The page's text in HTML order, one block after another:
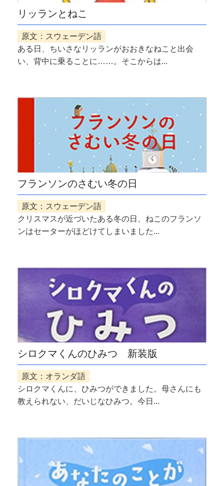
リッランとねこ
原文：スウェーデン語
ある日、ちいさなリッランがおおきなねこと出会
い、背中に乗ることに……。そこからは...
フランソンのさむい冬の日
原文：スウェーデン語
クリスマスが近づいたある冬の日、ねこのフランソ
ンはセーターがほどけてしまいました...
シロクマくんのひみつ 新装版
原文：オランダ語
シロクマくんに、ひみつができました。母さんにも
教えられない、だいじなひみつ。今日...